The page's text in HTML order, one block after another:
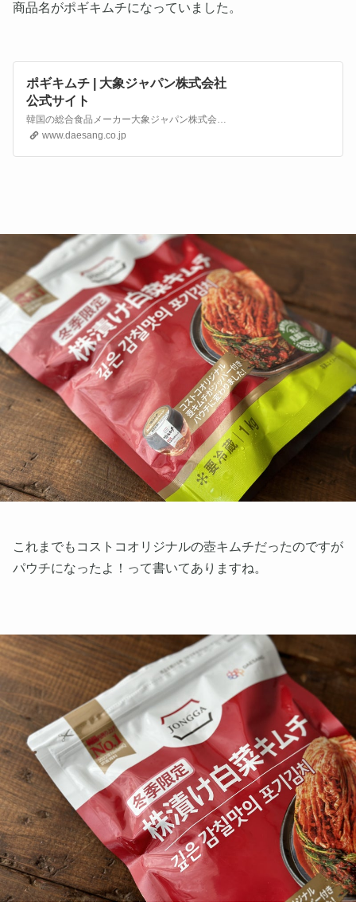
商品名がポギキムチになっていました。
ポギキムチ | 大象ジャパン株式会社
公式サイト
韓国の総合食品メーカー大象ジャパン株式会社公式サイト「ポギキムチ」ページです。
www.daesang.co.jp
これまでもコストコオリジナルの壺キムチだったのですが
パウチになったよ！って書いてありますね。